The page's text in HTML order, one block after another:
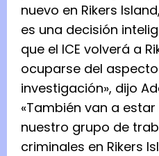
nuevo en Rikers
es una decisión
que el ICE volverá a
ocuparse del
investigación», dijo
«También van a
nuestro grupo de
criminales en Rikers